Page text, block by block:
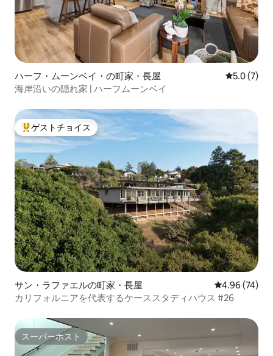
ハーフ・ムーンベイ・の町家・長屋 レビュー7
5.0 (7)
海岸沿いの隠れ家 | ハーフムーンベイ
大好評のゲストチョイスです。
ゲストチョイス
サン・ラファエルの町家・長屋 レビュー74
4.96 (74)
カリフォルニアを代表するケーススタディハウス #26
スーパーホスト
スーパーホスト